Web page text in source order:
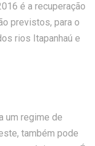
é a recuperação
previstos, para o
rios Itapanhaú e
um regime de
também pode